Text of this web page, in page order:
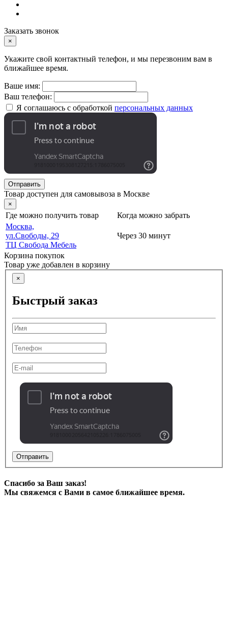
Заказать звонок
×
Укажите свой контактный телефон, и мы перезвоним вам в
ближайшее время.
Ваше имя:
Ваш телефон:
Я соглашаюсь с обработкой персональных данных
Отправить
Товар доступен для самовывоза в Москве
×
Где можно получить товар
Когда можно забрать
Москва,
ул.Свободы, 29
ТЦ Свобода Мебель
Через 30 минут
Корзина покупок
Товар уже добавлен в корзину
×
Быстрый заказ
Отправить
Спасибо за Ваш заказ!
Мы свяжемся с Вами в самое ближайшее время.